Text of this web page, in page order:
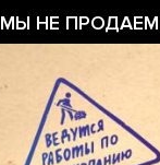
МЫ НЕ